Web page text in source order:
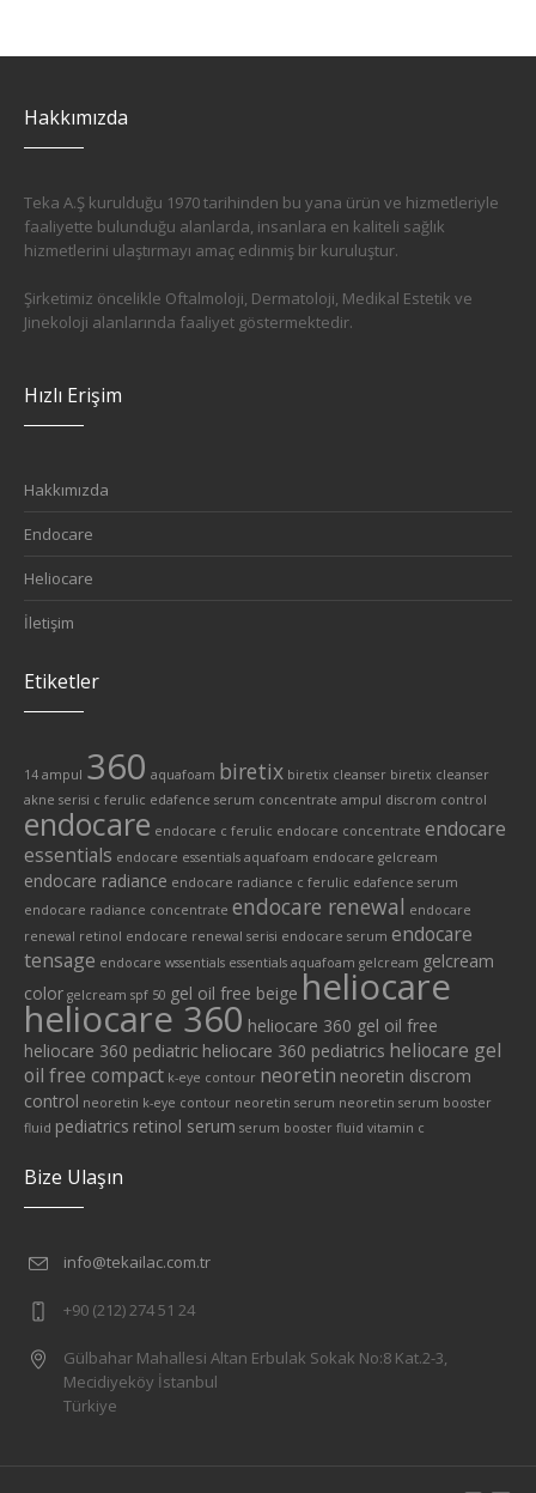
Hakkımızda
Teka A.Ş kurulduğu 1970 tarihinden bu yana ürün ve hizmetleriyle
faaliyette bulunduğu alanlarda, insanlara en kaliteli sağlık
hizmetlerini ulaştırmayı amaç edinmiş bir kuruluştur.
Şirketimiz öncelikle Oftalmoloji, Dermatoloji, Medikal Estetik ve
Jinekoloji alanlarında faaliyet göstermektedir.
Hızlı Erişim
Hakkımızda
Endocare
Heliocare
İletişim
Etiketler
14 ampul 360 aquafoam biretix biretix cleanser biretix cleanser
akne serisi c ferulic edafence serum concentrate ampul discrom control
endocare endocare c ferulic endocare concentrate endocare
essentials endocare essentials aquafoam endocare gelcream
endocare radiance endocare radiance c ferulic edafence serum
endocare radiance concentrate endocare renewal endocare
renewal retinol endocare renewal serisi endocare serum endocare
tensage endocare wssentials essentials aquafoam gelcream gelcream
color gelcream spf 50 gel oil free beige heliocare
heliocare 360 heliocare 360 gel oil free
heliocare 360 pediatric heliocare 360 pediatrics heliocare gel
oil free compact k-eye contour neoretin neoretin discrom
control neoretin k-eye contour neoretin serum neoretin serum booster
fluid pediatrics retinol serum serum booster fluid vitamin c
Bize Ulaşın
info@tekailac.com.tr
+90 (212) 274 51 24
Gülbahar Mahallesi Altan Erbulak Sokak No:8 Kat.2-3,
Mecidiyeköy İstanbul
Türkiye